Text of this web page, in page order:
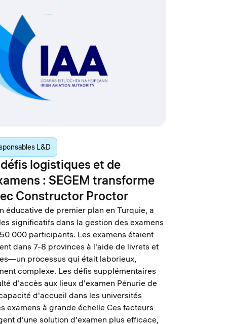
L&D
logistiques et de
: SEGEM transforme
Constructor Proctor
éducative de premier plan en Turquie, a
significatifs dans la gestion des examens
000 participants. Les examens étaient
dans 7-8 provinces à l'aide de livrets et
processus qui était laborieux,
complexe. Les défis supplémentaires
d'accès aux lieux d'examen Pénurie de
d'accueil dans les universités
examens à grande échelle Ces facteurs
d'une solution d'examen plus efficace,